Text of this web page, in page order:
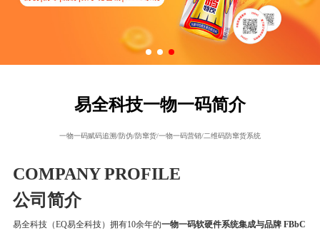
易全科技一物一码简介
一物一码赋码追溯/防伪/防窜货/一物一码营销/二维码防窜货系统
COMPANY PROFILE
公司简介
易全科技（EQ易全科技）拥有10余年的一物一码软硬件系统集成与品牌 FBbC